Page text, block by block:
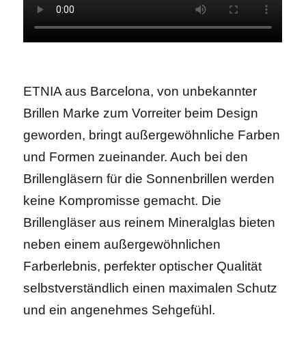
ETNIA aus Barcelona, von unbekannter
Brillen Marke zum Vorreiter beim Design
geworden, bringt außergewöhnliche Farben
und Formen zueinander. Auch bei den
Brillengläsern für die Sonnenbrillen werden
keine Kompromisse gemacht. Die
Brillengläser aus reinem Mineralglas bieten
neben einem außergewöhnlichen
Farberlebnis, perfekter optischer Qualität
selbstverständlich einen maximalen Schutz
und ein angenehmes Sehgefühl.